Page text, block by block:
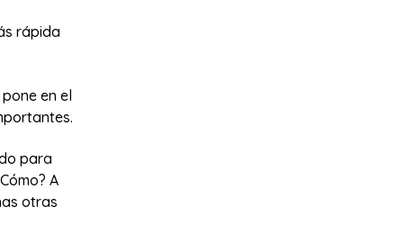
rápida
en el
para
A
otras